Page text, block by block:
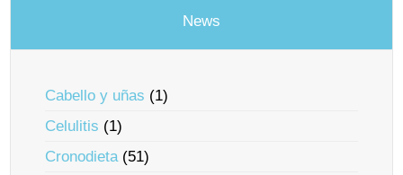
News
Cabello y uñas (1)
Celulitis (1)
Cronodieta(51)